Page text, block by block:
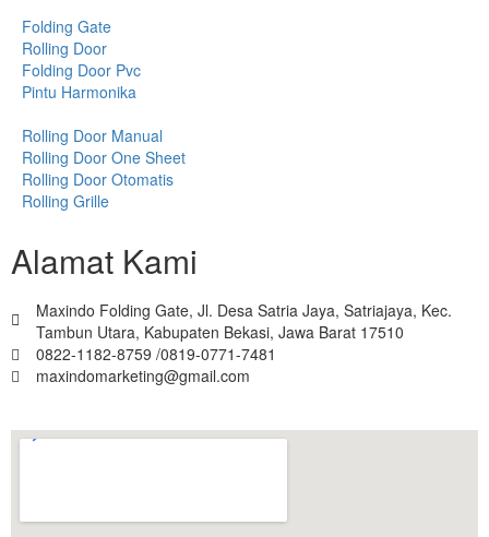
Folding Gate
Rolling Door
Folding Door Pvc
Pintu Harmonika
Rolling Door Manual
Rolling Door One Sheet
Rolling Door Otomatis
Rolling Grille
Alamat Kami
Maxindo Folding Gate, Jl. Desa Satria Jaya, Satriajaya, Kec.
Tambun Utara, Kabupaten Bekasi, Jawa Barat 17510
0822-1182-8759 /0819-0771-7481
maxindomarketing@gmail.com